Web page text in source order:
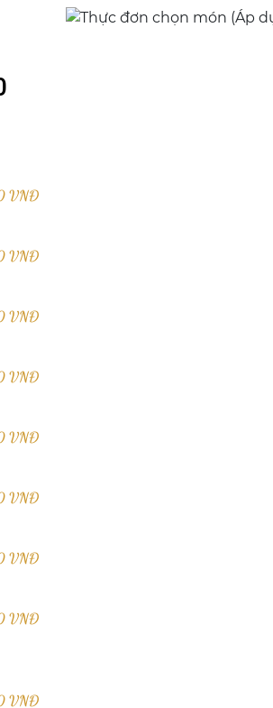
VNĐ
VNĐ
VNĐ
VNĐ
VNĐ
VNĐ
VNĐ
VNĐ
VNĐ